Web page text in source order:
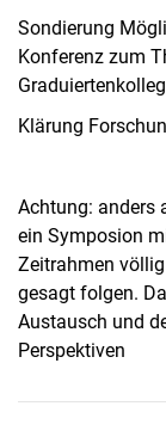
Sondierung
Konferenz zum
Graduiertenkolleg
Klärung
Achtung: anders
ein Symposion
Zeitrahmen
gesagt folgen.
Austausch und
Perspektiven